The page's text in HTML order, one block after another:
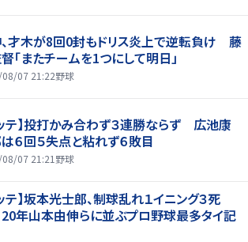
才木が8回0封もドリス炎上で逆転負け 藤
「またチームを1つにして明日」
07 21:22野球
テ】投打かみ合わず３連勝ならず 広池康
６回５失点と粘れず６敗目
07 21:21 野球
テ】坂本光士郎、制球乱れ１イニング３死
年山本由伸らに並ぶプロ野球最多タイ記